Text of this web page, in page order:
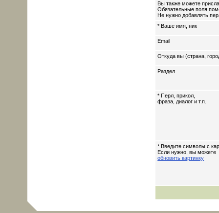
Вы также можете
Обязательные поля
Не нужно добавлять
* Ваше имя, ник
Email
Откуда вы (страна,
Раздел
* Перл, прикол,
фраза, диалог и т.п.
* Введите символы с
Если нужно, вы можете
обновить картинку